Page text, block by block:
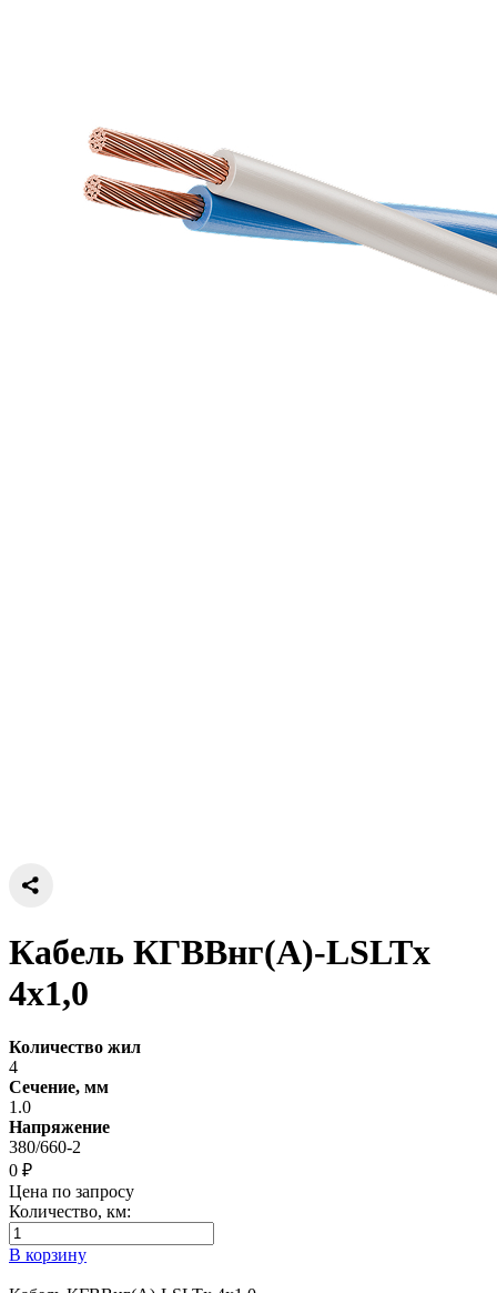
Кабель КГВВнг(А)-LSLTx
4х1,0
Количество жил
4
Сечение, мм
1.0
Напряжение
380/660-2
0 ₽
Цена по запросу
Количество, км:
В корзину